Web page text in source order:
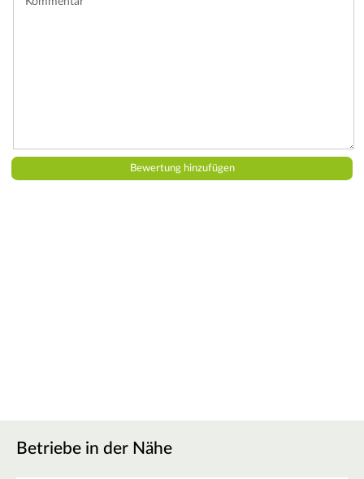
Betriebe in der Nähe